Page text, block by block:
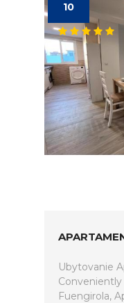
10
Ubytovanie
Fuengirola,